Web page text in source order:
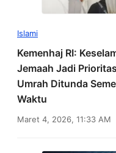
Islami
Kemenhaj RI:
Jemaah Jadi
Umrah Ditunda
Waktu
Maret 4, 2026, 11:33 AM